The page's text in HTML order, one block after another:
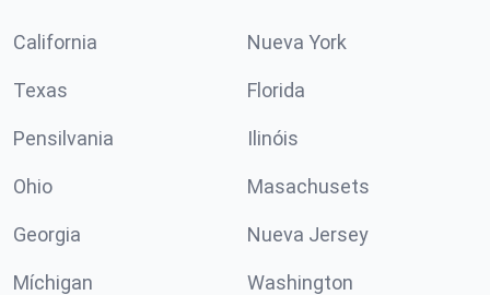
California Nueva York
Texas Florida
Pensilvania Ilinóis
Ohio Masachusets
Georgia Nueva Jersey
Míchigan Washington